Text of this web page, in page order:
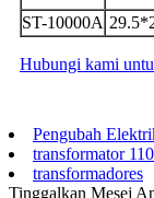
ST-10000A
Hubungi kami
Pengubah
transformator
transformadores
Tinggalkan Mesej